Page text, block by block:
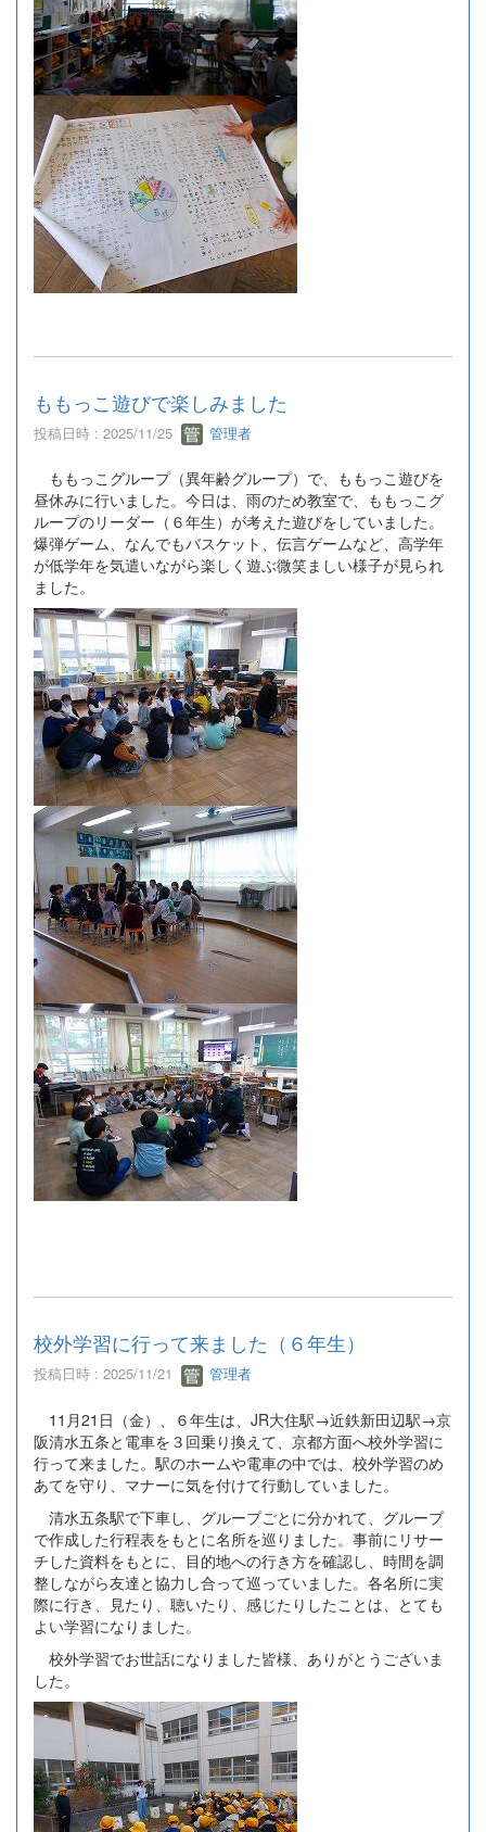
ももっこ遊びで楽しみました
投稿日時 : 2025/11/25 管理者
ももっこグループ（異年齢グループ）で、ももっこ遊びを
昼休みに行いました。今日は、雨のため教室で、ももっこグ
ループのリーダー（６年生）が考えた遊びをしていました。
爆弾ゲーム、なんでもバスケット、伝言ゲームなど、高学年
が低学年を気遣いながら楽しく遊ぶ微笑ましい様子が見られ
ました。
校外学習に行って来ました（６年生）
投稿日時 : 2025/11/21 管理者
11月21日（金）、６年生は、JR大住駅→近鉄新田辺駅→京
阪清水五条と電車を３回乗り換えて、京都方面へ校外学習に
行って来ました。駅のホームや電車の中では、校外学習のめ
あてを守り、マナーに気を付けて行動していました。
清水五条駅で下車し、グループごとに分かれて、グループ
で作成した行程表をもとに名所を巡りました。事前にリサー
チした資料をもとに、目的地への行き方を確認し、時間を調
整しながら友達と協力し合って巡っていました。各名所に実
際に行き、見たり、聴いたり、感じたりしたことは、とても
よい学習になりました。
校外学習でお世話になりました皆様、ありがとうございま
した。